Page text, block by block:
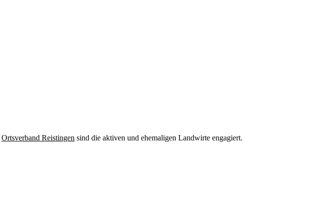
Ortsverband Reistingen sind die aktiven und ehemaligen Landwirte engagiert.